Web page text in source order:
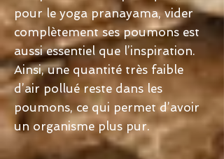
pour le yoga pranayama, vider
complètement ses poumons est
aussi essentiel que l’inspiration.
Ainsi, une quantité très faible
d’air pollué reste dans les
poumons, ce qui permet d’avoir
un organisme plus pur.